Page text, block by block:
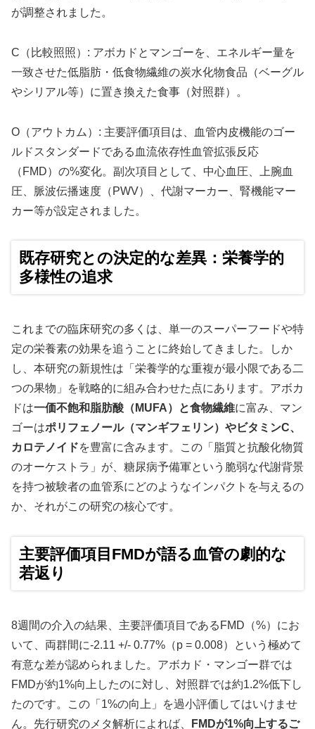
が調整されました。
C（比較照照）: アボカドとマンゴーを、エネルギー量を
一致させた低脂肪・低食物繊維の炭水化物食品（ベーグル
やシリアル等）に置き換えた食事（対照群）。
O（アウトカム）: 主要評価項目は、血管内皮機能のゴー
ルドスタンダードである血流依存性血管拡張反応
（FMD）の%変化。副次項目として、中心血圧、上腕血
圧、脈波伝播速度（PWV）、代謝マーカー、腎機能マー
カー等が設定されました。
既存研究との決定的な差異：栄養学的
多様性の追求
これまでの臨床研究の多くは、単一のスーパーフードや特
定の栄養素の効果を追うことに終始してきました。しか
し、本研究の新規性は「栄養学的な重複が最小限である二
つの果物」を戦略的に組み合わせた点にあります。アボカ
ドは一価不飽和脂肪酸（MUFA）と食物繊維に富み、マン
ゴーはポリフェノール（マンギフェリン）やビタミンC、
カロテノイドを豊富に含みます。この「脂質と抗酸化物質
のオーケストラ」が、糖尿病予備軍という脆弱な代謝背景
を持つ被験者の血管系にどのようなインパクトを与えるの
か、それがこの研究の核心です。
主要評価項目FMDが語る血管の劇的な
若返り
8週間の介入の結果、主要評価項目であるFMD（%）にお
いて、両群間に-2.11 +/- 0.77%（p = 0.008）という極めて
有意な差が認められました。アボカド・マンゴー群では
FMDが約1%向上したのに対し、対照群では約1.2%低下し
たのです。この「1%の向上」を過小評価してはいけませ
ん。先行研究のメタ解析によれば、
FMDが1%向上するご